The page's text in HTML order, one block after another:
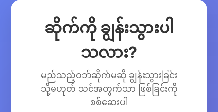
ဆိုက်ကို ချွန်းသွားပါ
သလား?
မည်သည့်ဝဘ်ဆိုက်မဆို ချွန်းသွားခြင်း
သို့မဟုတ် သင်အတွက်သာ ဖြစ်ခြင်းကို
စစ်ဆေးပါ